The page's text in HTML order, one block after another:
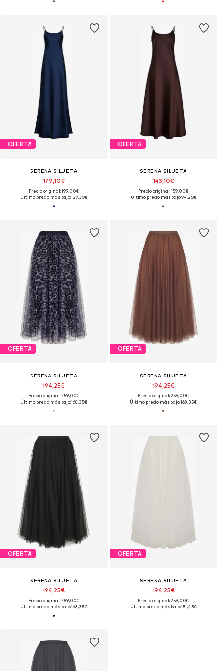
OFERTA
SERENA SILUETA
179,10€
Precio original: 199,00€
Último precio más bajo:129,35€
OFERTA
SERENA SILUETA
143,10€
Precio original: 159,00€
Último precio más bajo:94,25€
OFERTA
SERENA SILUETA
194,25€
Precio original: 259,00€
Último precio más bajo:168,35€
OFERTA
SERENA SILUETA
194,25€
Precio original: 259,00€
Último precio más bajo:168,35€
OFERTA
SERENA SILUETA
194,25€
Precio original: 259,00€
Último precio más bajo:168,35€
OFERTA
SERENA SILUETA
194,25€
Precio original: 259,00€
Último precio más bajo:151,45€